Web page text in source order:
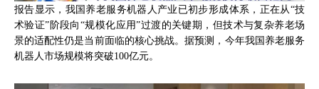
报告显示，我国养老服务机器人产业已初步形成体系，正在从“技
术验证”阶段向“规模化应用”过渡的关键期，但技术与复杂养老场
景的适配性仍是当前面临的核心挑战。据预测，今年我国养老服务
机器人市场规模将突破100亿元。